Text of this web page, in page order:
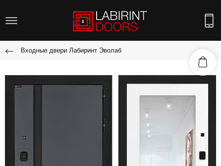
Входные двери Лабиринт Эволаб